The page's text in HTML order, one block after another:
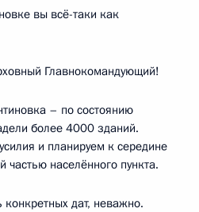
вы всё-таки как
Главнокомандующий!
– по состоянию
более 4000 зданий.
и планируем к середине
населённого пункта.
конкретных дат, неважно.